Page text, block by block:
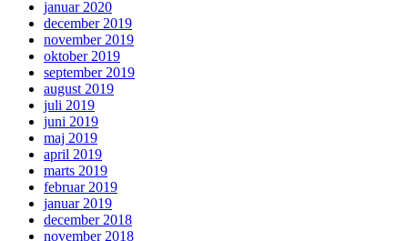
januar 2020
december 2019
november 2019
oktober 2019
september 2019
august 2019
juli 2019
juni 2019
maj 2019
april 2019
marts 2019
februar 2019
januar 2019
december 2018
november 2018